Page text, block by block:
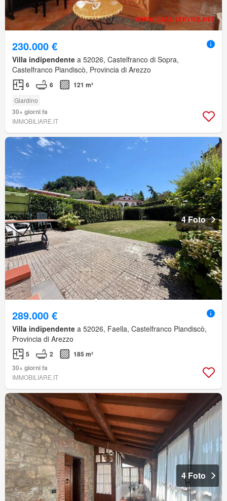
230.000 €
Villa indipendente a 52026, Castelfranco di Sopra,
Castelfranco Piandiscò, Provincia di Arezzo
6 6 121 m²
Giardino
30+ giorni fa
IMMOBILIARE.IT
4 Foto
289.000 €
Villa indipendente a 52026, Faella, Castelfranco Piandiscò,
Provincia di Arezzo
5 2
185 m²
30+ giorni fa
IMMOBILIARE.IT
4 Foto